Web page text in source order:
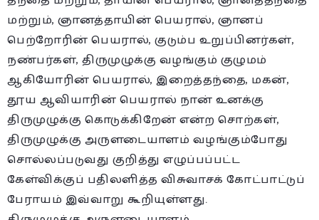
மற்றும், ஞானத்தாயின் பெயரால், ஞானப்
பெற்றோரின் பெயரால், குடும்ப உறுப்பினர்கள்,
நண்பர்கள், திருமுழுக்கு வழங்கும் குழுமம்
ஆகியோரின் பெயரால், இறைத்தந்தை, மகன்,
தூய ஆவியாரின் பெயரால் நான் உனக்கு
திருமுழுக்கு கொடுக்கிறேன் என்ற சொற்கள்,
திருமுழுக்கு அருளடையாளம் வழங்கும்போது
சொல்லப்படுவது குறித்து எழுப்பப்பட்ட
கேள்விக்குப் பதிலளித்த விசுவாசக் கோட்பாட்டுப்
பேராயம் இவ்வாறு கூறியுள்ளது.